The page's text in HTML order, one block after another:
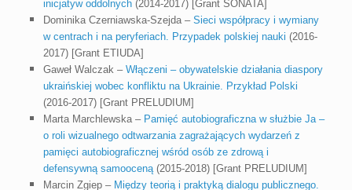
inicjatyw oddolnych(2014-2017) [Grant SONATA]
Dominika Czerniawska-Szejda – Sieci współpracy i wymiany
w centrach i na peryferiach. Przypadek polskiej nauki (2016-
2017) [Grant ETIUDA]
Gaweł Walczak – Włączeni – obywatelskie działania diaspory
ukraińskiej wobec konfliktu na Ukrainie. Przykład Polski
(2016-2017) [Grant PRELUDIUM]
Marta Marchlewska – Pamięć autobiograficzna w służbie Ja –
o roli wizualnego odtwarzania zagrażających wydarzeń z
pamięci autobiograficznej wśród osób ze zdrową i
defensywną samooceną(2015-2018) [Grant PRELUDIUM]
Marcin Zgiep – Między teorią i praktyką dialogu publicznego.